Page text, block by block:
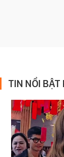
TIN NỔI BẬT